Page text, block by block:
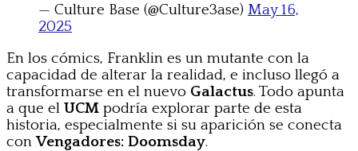
— Culture Base (@Culture3ase) May 16,
2025
En los cómics, Franklin es un mutante con la
capacidad de alterar la realidad, e incluso llegó a
transformarse en el nuevo Galactus. Todo apunta
a que el UCM podría explorar parte de esta
historia, especialmente si su aparición se conecta
conVengadores: Doomsday.